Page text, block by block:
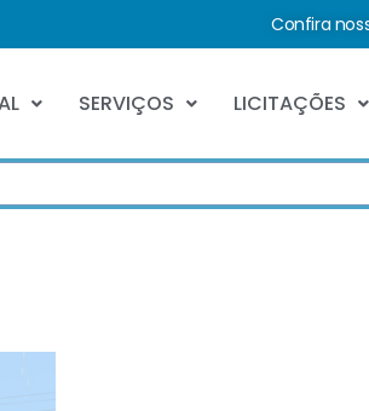
Confira
SERVIÇOS LICITAÇÕES